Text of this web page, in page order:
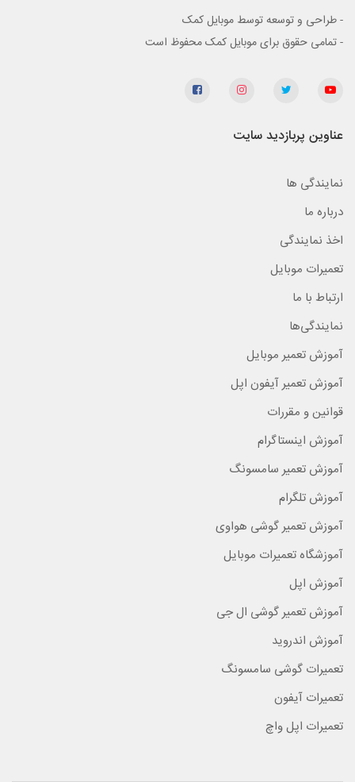
- طراحی و توسعه توسط موبایل کمک
- تمامی حقوق برای موبایل کمک محفوظ است
عناوین پربازدید سایت
نمایندگی ها
درباره ما
اخذ نمایندگی
تعمیرات موبایل
ارتباط با ما
نمایندگی‌ها
آموزش تعمیر موبایل
آموزش تعمیر آیفون اپل
قوانین و مقررات
آموزش اینستاگرام
آموزش تعمیر سامسونگ
آموزش تلگرام
آموزش تعمیر گوشی هواوی
آموزشگاه تعمیرات موبایل
آموزش اپل
آموزش تعمیر گوشی ال جی
آموزش اندروید
تعمیرات گوشی سامسونگ
تعمیرات آیفون
تعمیرات اپل واچ